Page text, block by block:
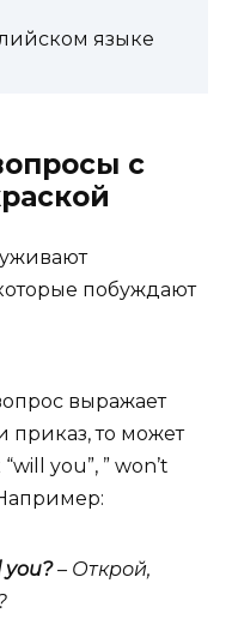
языке
с
побуждают
выражает
приказ, то может
you”, ” won’t
you?– Открой,